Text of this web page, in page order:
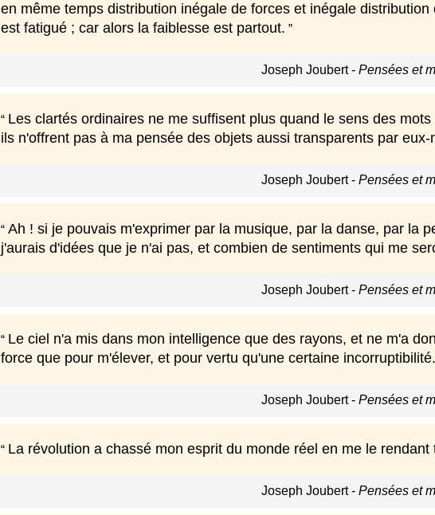
en même temps distribution inégale de forces et inégale
est fatigué ; car alors la faiblesse est partout.
Joseph Joubert- Pensées et
Les clartés ordinaires ne me suffisent plus quand le sens des
ils n'offrent pas à ma pensée des objets aussi transparents par
Joseph Joubert- Pensées et
Ah ! si je pouvais m'exprimer par la musique, par la danse, par la
j'aurais d'idées que je n'ai pas, et combien de sentiments qui me
Joseph Joubert- Pensées et
Le ciel n'a mis dans mon intelligence que des rayons, et ne m'a
force que pour m'élever, et pour vertu qu'une certaine incorruptibilité.
Joseph Joubert- Pensées et
La révolution a chassé mon esprit du monde réel en me le rendant
Joseph Joubert- Pensées et